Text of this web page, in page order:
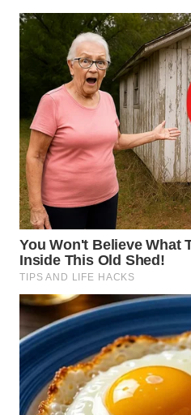
WN
TAPANULI
UTARA
WN
SAMOSIR
WN
PADANG
LAWAS
WN
SUMEDANG
WN
CIANJUR
WN
KEPULAUAN
SERIBU